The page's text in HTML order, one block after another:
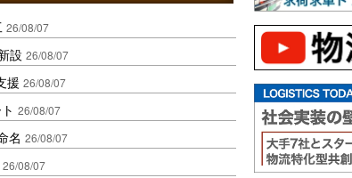
26/08/07
設 26/08/07
援 26/08/07
26/08/07
名 26/08/07
26/08/07